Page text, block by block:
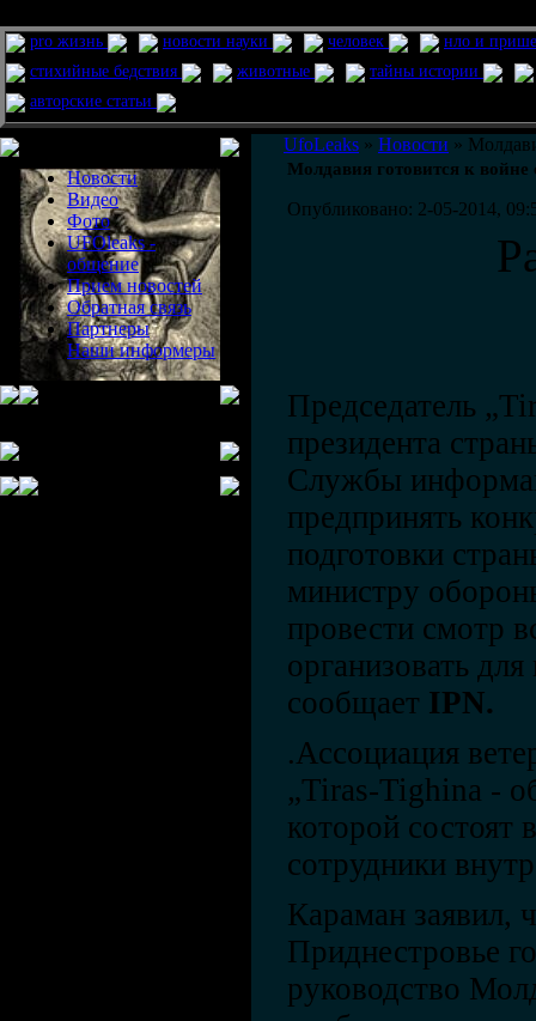
pro жизнь новости науки человек
нло и
стихийные бедствия
животные
тайны истории
авторские статьи
Новости
Видео
Фото
UFOleaks -
общение
Прием новостей
Обратная связь
Партнеры
Наши информеры
UfoLeaks » Новости »
Молдавия готовится к войне
Опубликовано: 2-05-2014,
Председатель
президента
Службы
предпринять
подготовки
министру
провести смотр
организовать
сообщает IPN.
.Ассоциация
„Tiras-Tighina -
которой
сотрудники
Караман заявил,
Приднестровье
руководство